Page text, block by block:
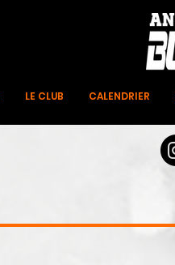
LE CLUB CALENDRIER